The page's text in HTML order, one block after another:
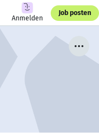
Anmelden
Job posten